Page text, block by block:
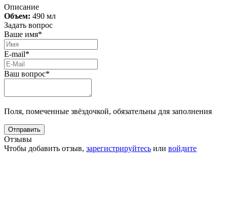
Описание
Объем: 490 мл
Задать вопрос
Ваше имя*
E-mail*
Ваш вопрос*
Поля, помеченные звёздочкой, обязательны для заполнения
Отзывы
Чтобы добавить отзыв, зарегистрируйтесь или войдите